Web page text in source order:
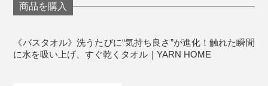
「クラスⅠ」はベビー用製品を指し、赤ちゃんが舐めて
から、幸せを感じられる質の高いものがいい。サウナ・
風呂好きだからこそ、タオルにも妥協したくない。
商品を購入
《バスタオル》洗うたびに“気持ち良さ”が進化！触れた瞬間
に水を吸い上げ、すぐ乾くタオル｜YARN HOME